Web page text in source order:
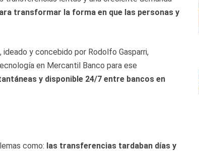
transformar la forma en que las personas y
, ideado y concebido por Rodolfo Gasparri,
en Mercantil Banco para ese
y disponible 24/7 entre bancos en
como: las transferencias tardaban días y